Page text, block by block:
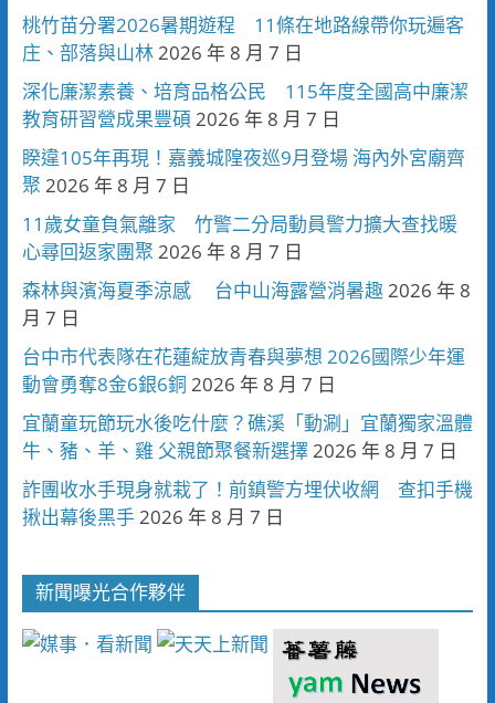
桃竹苗分署2026暑期遊程 11條在地路線帶你玩遍客
庄、部落與山林2026 年 8 月 7 日
深化廉潔素養、培育品格公民 115年度全國高中廉潔
教育研習營成果豐碩 2026 年 8 月 7 日
睽違105年再現！嘉義城隍夜巡9月登場 海內外宮廟齊
聚 2026 年 8 月 7 日
11歲女童負氣離家 竹警二分局動員警力擴大查找暖
心尋回返家團聚 2026 年 8 月 7 日
森林與濱海夏季涼感 台中山海露營消暑趣2026 年 8
月 7 日
台中市代表隊在花蓮綻放青春與夢想 2026國際少年運
動會勇奪8金6銀6銅 2026 年 8 月 7 日
宜蘭童玩節玩水後吃什麼？礁溪「動涮」宜蘭獨家溫體
牛、豬、羊、雞 父親節聚餐新選擇2026 年 8 月 7 日
詐團收水手現身就栽了！前鎮警方埋伏收網 查扣手機
揪出幕後黑手2026 年 8 月 7 日
新聞曝光合作夥伴